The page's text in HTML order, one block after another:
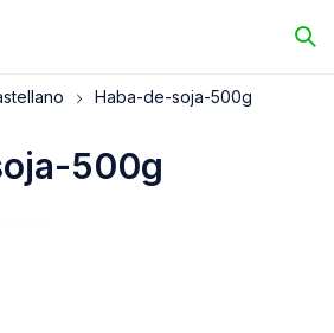
Haba-de-soja-500g
500g